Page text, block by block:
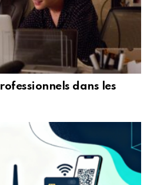
dans les